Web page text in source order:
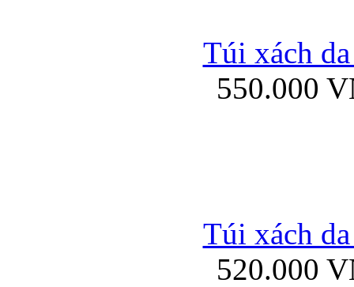
Bao da iPad
Túi xách
550.000
Túi xách
520.000